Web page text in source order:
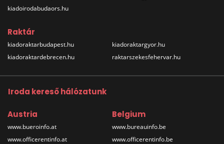
kiadoirodabudaors.hu
Raktár
kiadoraktarbudapest.hu
kiadoraktardebrecen.hu
kiadoraktargyor.hu
raktarszekesfehervar.hu
Iroda kereső hálózatunk
Austria
www.bueroinfo.at
www.officerentinfo.at
Belgium
www.bureauinfo.be
www.officerentinfo.be